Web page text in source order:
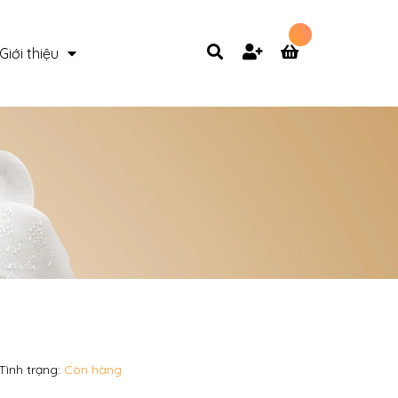
thiệu
trạng: Còn hàng